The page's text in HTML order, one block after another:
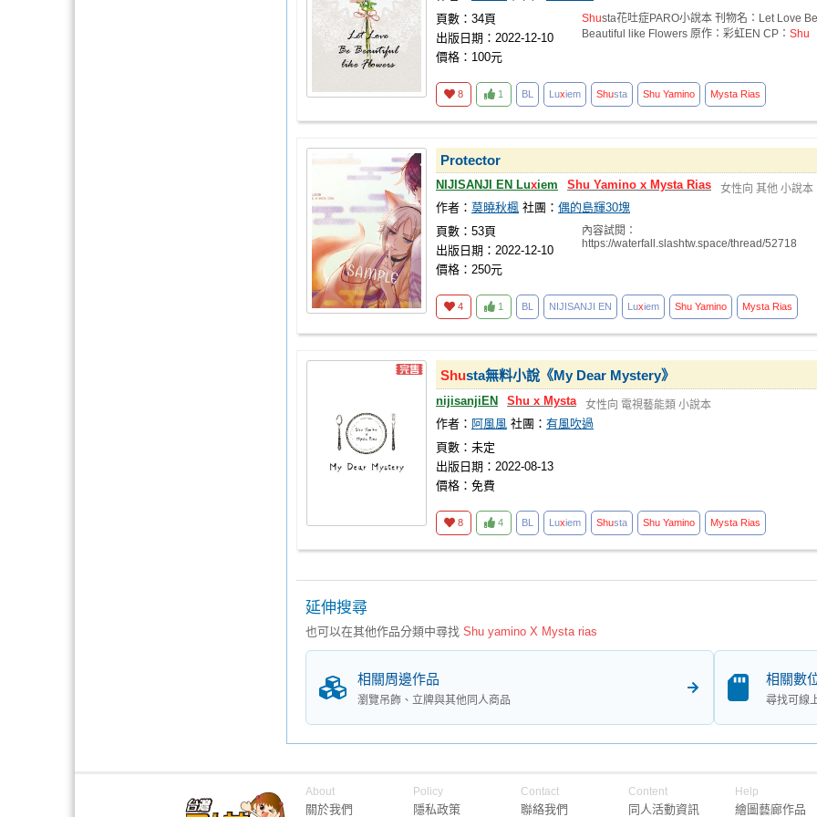
頁數：34頁
出版日期：2022-12-10
價格：100元
Shusta花吐症PARO小說本 刊物名：Let Love Be
Beautiful like Flowers 原作：彩虹EN CP： Shu
8 1 BL Luxiem Shusta Shu Yamino Mysta Rias
Protector
NIJISANJI EN Luxiem Shu Yamino x Mysta Rias 女性向 其他 小說本
作者： 莫曉秋楓 社團： 偶的島輝30塊
頁數：53頁
出版日期：2022-12-10
價格：250元
內容試閱：
https://waterfall.slashtw.space/thread/52718
4 1 BL NIJISANJI EN Luxiem Shu Yamino Mysta Rias
Shusta無料小說《My Dear Mystery》
nijisanjiEN Shu x Mysta 女性向 電視藝能類 小說本
作者： 阿風風 社團： 有風吹過
頁數：未定
出版日期：2022-08-13
價格：免費
8 4 BL Luxiem Shusta Shu Yamino Mysta Rias
延伸搜尋
也可以在其他作品分類中尋找 Shu yamino X Mysta rias
相關周邊作品
瀏覽吊飾、立牌與其他同人商品
相關數
尋找可線
About
關於我們
Policy
隱私政策
Contact
聯絡我們
Content
同人活動資訊
Help
繪圖藝廊作品